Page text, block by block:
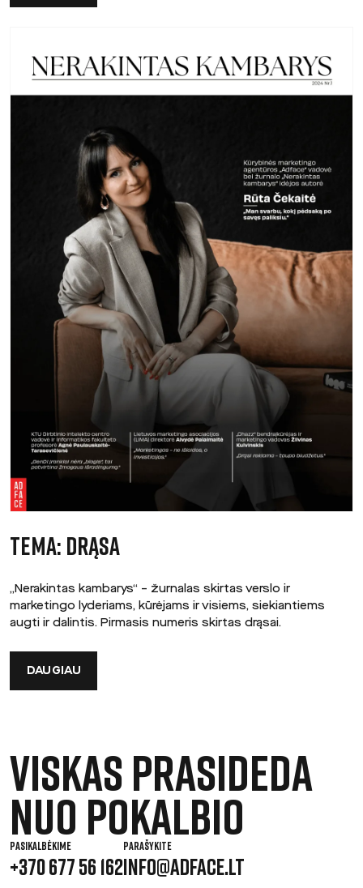
TEMA: DRĄSA
„Nerakintas kambarys“ – žurnalas skirtas verslo ir
marketingo lyderiams, kūrėjams ir visiems, siekiantiems
augti ir dalintis. Pirmasis numeris skirtas drąsai.
DAUGIAU
Viskas prasideda
nuo pokalbio
PASIKALBĖKIME
+370 677 56 162
PARAŠYKITE
INFO@ADFACE.LT